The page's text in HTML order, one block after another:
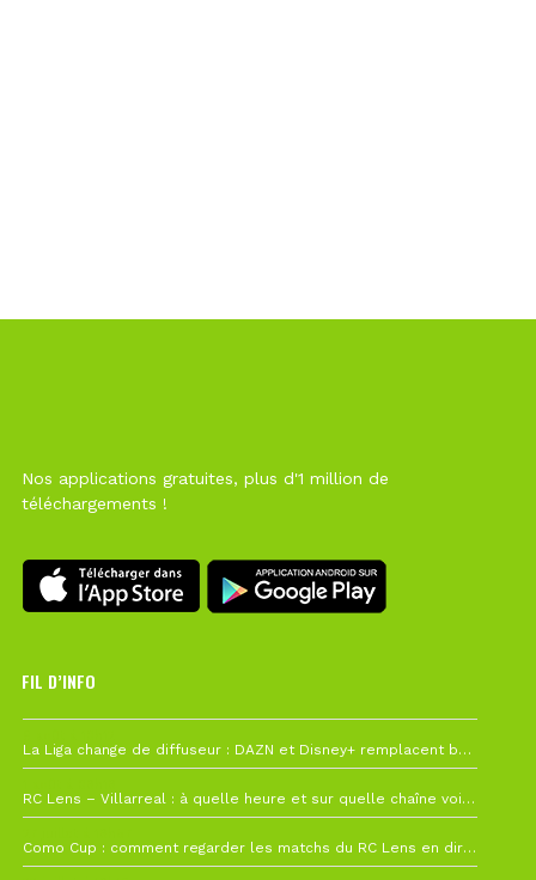
Nos applications gratuites, plus d'1 million de
téléchargements !
FIL D’INFO
La Liga change de diffuseur : DAZN et Disney+ remplacent beIN Sports !
RC Lens – Villarreal : à quelle heure et sur quelle chaîne voir la finale de la Como Cup ?
Como Cup : comment regarder les matchs du RC Lens en direct ?